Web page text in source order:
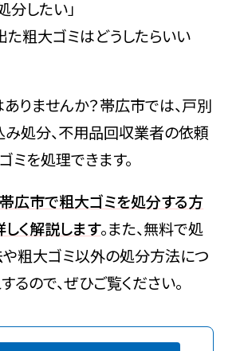
の声
る質問
分したい」
た粗大ゴミはどうしたらいい
りませんか？帯広市では、戸別
処分、不用品回収業者の依頼
ミを処理できます。
帯広市で粗大ゴミを処分する方
く解説します。また、無料で処
粗大ゴミ以外の処分方法につ
るので、ぜひご覧ください。